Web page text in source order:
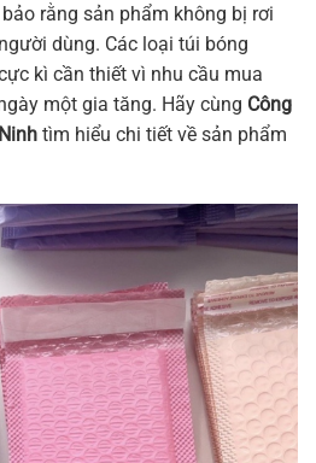
rằng sản phẩm không bị rơi
dùng. Các loại túi bóng
kì cần thiết vì nhu cầu mua
một gia tăng. Hãy cùng Công
tìm hiểu chi tiết về sản phẩm